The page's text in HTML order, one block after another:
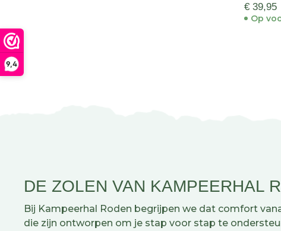
9,4
€ 39,95
Op
DE ZOLEN VAN KAMPEERHAL
Bij Kampeerhal Roden begrijpen we dat comfort
die zijn ontworpen om je stap voor stap te